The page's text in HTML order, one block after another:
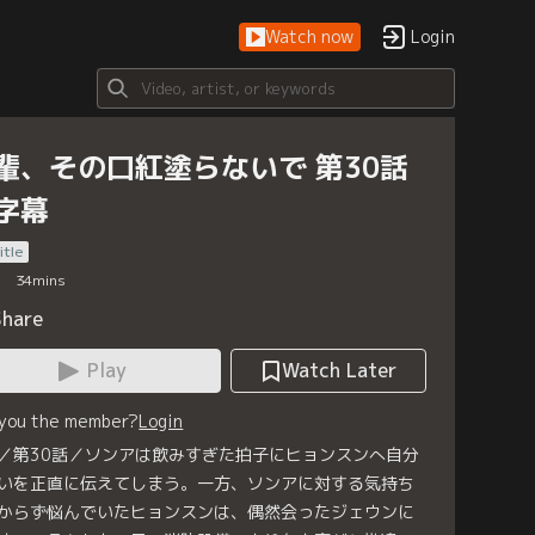
Watch now Login
、その口紅塗らないで 第30話
幕
34mins
Play
Watch Later
the member?Login
第30話／ソンアは飲みすぎた拍子にヒョンスンへ自分
を正直に伝えてしまう。一方、ソンアに対する気持ち
らず悩んでいたヒョンスンは、偶然会ったジェウンに